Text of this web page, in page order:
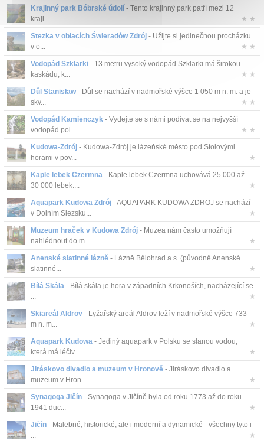
Krajinný park Bóbrské údolí - Tento krajinný park patří mezi 12
kraji...
★ ★
Stezka v oblacích Świeradów Zdrój - Užijte si jedinečnou procházku
v o...
★ ★
Vodopád Szklarki - 13 metrů vysoký vodopád Szklarki má širokou
kaskádu, k...
★ ★
Důl Stanisław- Důl se nachází v nadmořské výšce 1 050 m n. m. a je
skv...
★ ★
Vodopád Kamienczyk - Vydejte se s námi podívat se na nejvyšší
vodopád pol...
★ ★
Kudowa-Zdrój - Kudowa-Zdrój je lázeňské město pod Stolovými
horami v pov...
★
Kaple lebek Czermna - Kaple lebek Czermna uchovává 25 000 až
30 000 lebek....
★
Aquapark Kudowa Zdrój - AQUAPARK KUDOWA ZDROJ se nachází
v Dolním Slezsku...
★
Muzeum hraček v Kudowa Zdrój - Muzea nám často umožňují
nahlédnout do m...
★
Anenské slatinné lázně - Lázně Bělohrad a.s. (původně Anenské
slatinné...
★
Bílá Skála - Bílá skála je hora v západních Krkonoších, nacházející se
...
★
Skiareál Aldrov - Lyžařský areál Aldrov leží v nadmořské výšce 733
m n. m...
★
Aquapark Kudowa - Jediný aquapark v Polsku se slanou vodou,
která má léčiv...
★
Jiráskovo divadlo a muzeum v Hronově - Jiráskovo divadlo a
muzeum v Hron...
★
Synagoga Jičín - Synagoga v Jičíně byla od roku 1773 až do roku
1941 duc...
★
Jičín - Malebné, historické, ale i moderní a dynamické - všechny tyto i
...
★